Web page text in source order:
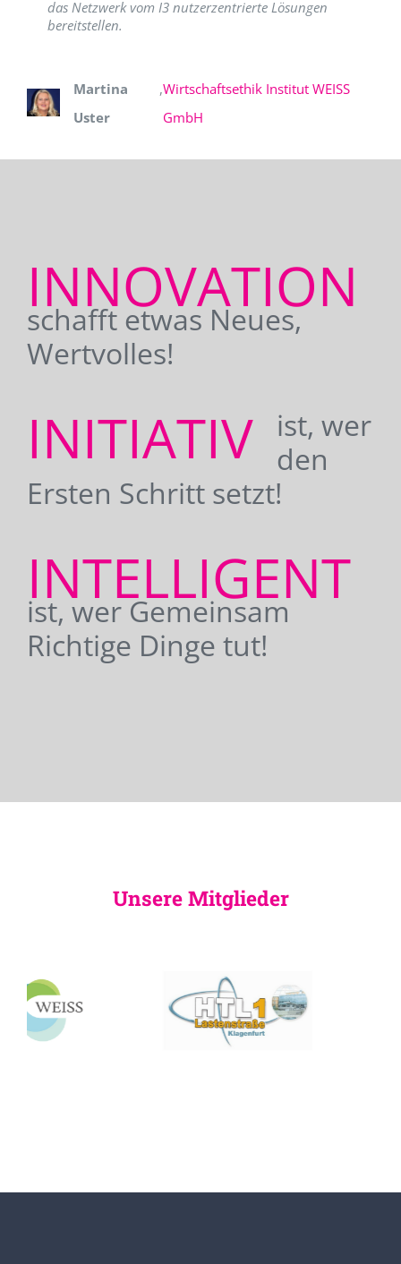
das Netzwerk vom I3 nutzerzentrierte Lösungen
bereitstellen.
Martina
Uster
,Wirtschaftsethik Institut WEISS
GmbH
INNOVATION
schafft etwas Neues,
Wertvolles!
INITIATIV
ist, wer
den
Ersten Schritt setzt!
INTELLIGENT
ist, wer Gemeinsam
Richtige Dinge tut!
Unsere Mitglieder